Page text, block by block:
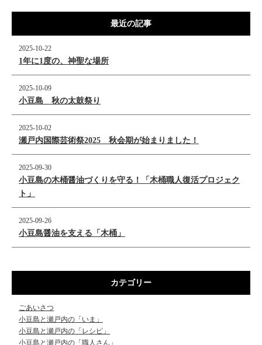
最近の記事
2025-10-22
1年に1度の、神聖な場所
2025-10-09
小豆島 秋の太鼓祭り
2025-10-02
瀬戸内国際芸術祭2025 秋会期が始まりました！
2025-09-30
小豆島の木桶醤油づくりを守る！「木桶職人復活プロジェク
ト」
2025-09-26
小豆島醤油を支える「木桶」
カテゴリー
ごあいさつ
小豆島と瀬戸内の「いま」
小豆島と瀬戸内の「レシピ」
小豆島と瀬戸内の「職人さん」